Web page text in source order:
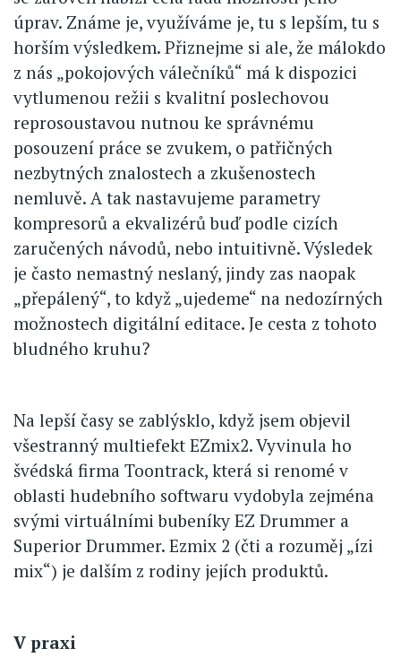
úprav. Známe je, využíváme je, tu s lepším, tu s
horším výsledkem. Přiznejme si ale, že málokdo
z nás „pokojových válečníků“ má k dispozici
vytlumenou režii s kvalitní poslechovou
reprosoustavou nutnou ke správnému
posouzení práce se zvukem, o patřičných
nezbytných znalostech a zkušenostech
nemluvě. A tak nastavujeme parametry
kompresorů a ekvalizérů buď podle cizích
zaručených návodů, nebo intuitivně. Výsledek
je často nemastný neslaný, jindy zas naopak
„přepálený“, to když „ujedeme“ na nedozírných
možnostech digitální editace. Je cesta z tohoto
bludného kruhu?
Na lepší časy se zablýsklo, když jsem objevil
všestranný multiefekt EZmix2. Vyvinula ho
švédská firma Toontrack, která si renomé v
oblasti hudebního softwaru vydobyla zejména
svými virtuálními bubeníky EZ Drummer a
Superior Drummer. Ezmix 2 (čti a rozuměj „ízi
mix“) je dalším z rodiny jejích produktů.
V praxi